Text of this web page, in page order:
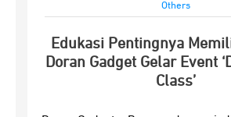
Others
Edukasi Pentingnya
Doran Gadget Gelar Event
Class’